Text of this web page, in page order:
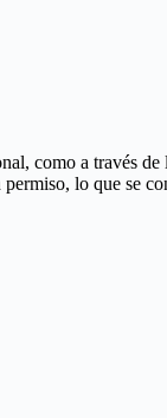
como a través
lo que se